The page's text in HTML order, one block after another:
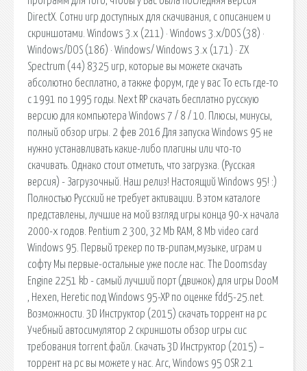
DirectX. Сотни игр доступных для скачивания, с описанием и
скриншотами. Windows 3.x (211) · Windows 3.x/DOS (38) ·
Windows/DOS (186) · Windows/ Windows 3.x (171) · ZX
Spectrum (44) 8325 игр, которые вы можете скачать
абсолютно бесплатно, а также форум, где у вас То есть где-то
с 1991 по 1995 годы. Next RP скачать бесплатно русскую
версию для компьютера Windows 7 / 8 / 10. Плюсы, минусы,
полный обзор игры. 2 фев 2016 Для запуска Windows 95 не
нужно устанавливать какие-либо плагины или что-то
скачивать. Однако стоит отметить, что загрузка. (Русская
версия) - Загрузочный. Наш релиз! Настоящий Windows 95! :)
Полностью Русский не требует активации. В этом каталоге
представлены, лучшие на мой взгляд игры конца 90-х начала
2000-х годов. Pentium 2 300, 32 Mb RAM, 8 Mb video card
Windows 95. Первый трекер по тв-рипам,музыке, играм и
софту Мы первые-остальные уже после нас. The Doomsday
Engine 2251 kb - самый лучший порт (движок) для игры DooM
, Hexen, Heretic под Windows 95-XP по оценке fdd5-25.net.
Возможности. 3D Инструктор (2015) скачать торрент на pc
Учебный автосимулятор 2 скриншоты обзор игры сис
требования torrent.файл. Скачать 3D Инструктор (2015) –
торрент на pc вы можете у нас. Arc, Windows 95 OSR 2.1